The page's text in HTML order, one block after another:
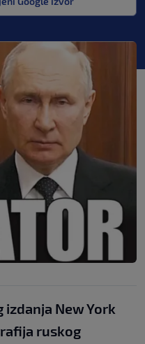
izdanja New York
ruskog